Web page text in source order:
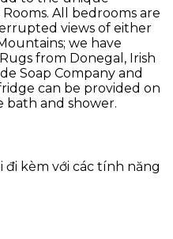
All bedrooms are
views of either
we have
from Donegal, Irish
Soap Company and
can be provided on
bath and shower.
đi kèm với các tính năng